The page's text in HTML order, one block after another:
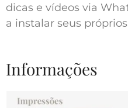
dicas e vídeos via
a instalar seus
Informações